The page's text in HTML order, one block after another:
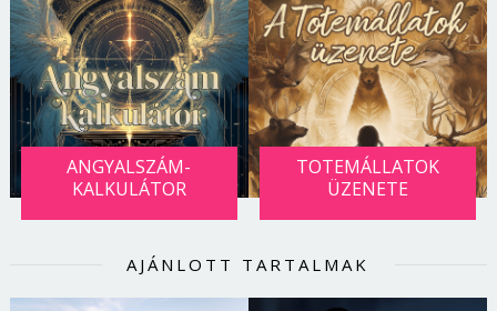
ANGYALSZÁM-
KALKULÁTOR
TOTEMÁLLATOK
ÜZENETE
AJÁNLOTT TARTALMAK